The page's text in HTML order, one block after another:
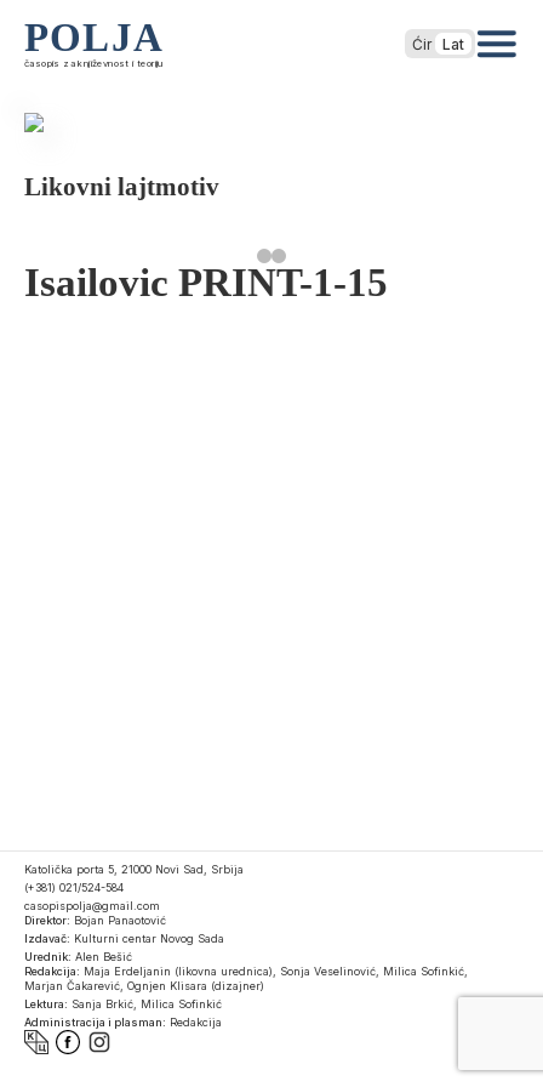
POLJA
časopis za književnost i teoriju
Ćir Lat
Likovni lajtmotiv
Isailovic PRINT-1-15
Katolička porta 5, 21000 Novi Sad, Srbija
(+381) 021/524-584
casopispolja@gmail.com
Direktor: Bojan Panaotović
Izdavač: Kulturni centar Novog Sada
Urednik: Alen Bešić
Redakcija: Maja Erdeljanin (likovna urednica), Sonja Veselinović, Milica Sofinkić,
Marjan Čakarević, Ognjen Klisara (dizajner)
Lektura: Sanja Brkić, Milica Sofinkić
Administracija i plasman: Redakcija